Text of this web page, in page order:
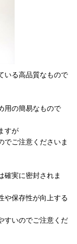
いる高品質なもので
用の簡易なもので
すが
でご注意くださいま
確実に密封されま
や保存性が向上する
すいのでご注意くだ